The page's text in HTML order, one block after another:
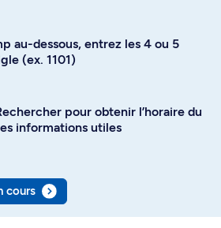
au-dessous, entrez les 4 ou 5
(ex. 1101)
pour obtenir l’horaire du
informations utiles
cours